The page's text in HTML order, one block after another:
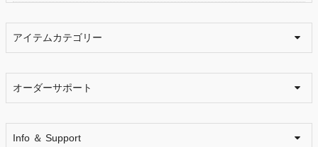
アイテムカテゴリー
オーダーサポート
Info ＆ Support